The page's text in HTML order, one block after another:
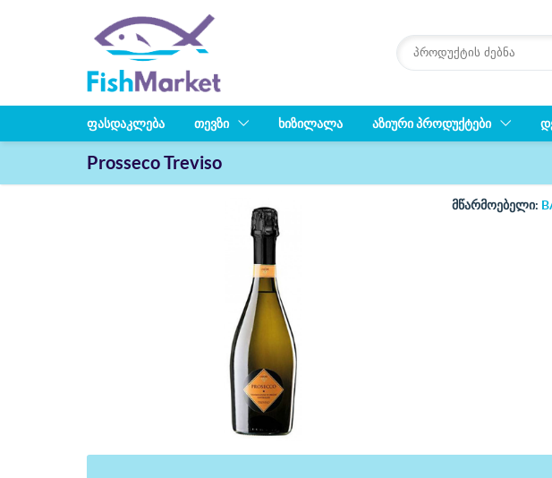
ᲤᲐᲡᲓᲐᲙᲚᲔᲑᲐ ᲗᲔᲕᲖᲘ ᲮᲘᲖᲘᲚᲐᲚᲐ ᲐᲖᲘᲣᲠᲘ ᲞᲠᲝᲓᲣᲥᲢᲔᲑᲘ
Prosseco Treviso
მწარმოებელი: